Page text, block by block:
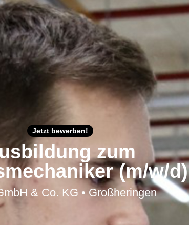
Jetzt bewerben!
zum
(m/w/
& Co. KG • Großheringen